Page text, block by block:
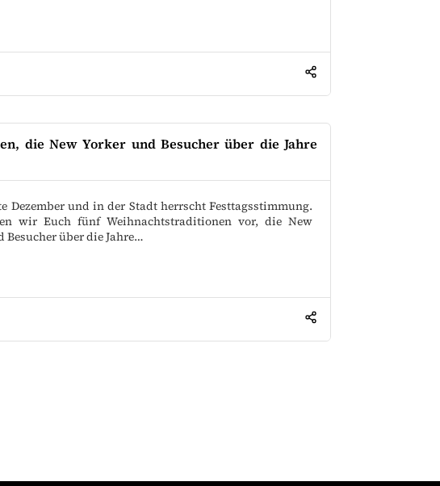
die New Yorker und Besucher über die Jahre
Dezember und in der Stadt herrscht Festtagsstimmung.
wir Euch fünf Weihnachtstraditionen vor, die New
Besucher über die Jahre…